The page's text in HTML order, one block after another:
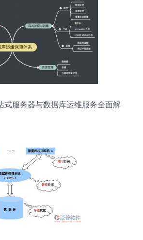
式服务器与数据库运维服务全面解